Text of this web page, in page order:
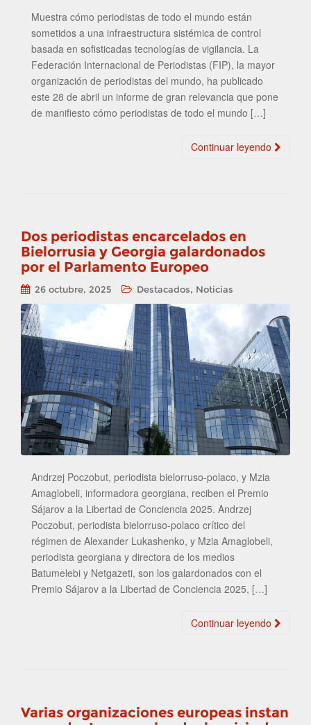
Muestra cómo periodistas de todo el mundo están
sometidos a una infraestructura sistémica de control
basada en sofisticadas tecnologías de vigilancia. La
Federación Internacional de Periodistas (FIP), la mayor
organización de periodistas del mundo, ha publicado
este 28 de abril un informe de gran relevancia que pone
de manifiesto cómo periodistas de todo el mundo […]
Continuar leyendo
Dos periodistas encarcelados en
Bielorrusia y Georgia galardonados
por el Parlamento Europeo
26 octubre, 2025 Destacados, Noticias
Andrzej Poczobut, periodista bielorruso-polaco, y Mzia
Amaglobeli, informadora georgiana, reciben el Premio
Sájarov a la Libertad de Conciencia 2025. Andrzej
Poczobut, periodista bielorruso-polaco crítico del
régimen de Alexander Lukashenko, y Mzia Amaglobeli,
periodista georgiana y directora de los medios
Batumelebi y Netgazeti, son los galardonados con el
Premio Sájarov a la Libertad de Conciencia 2025, […]
Continuar leyendo
Varias organizaciones europeas instan